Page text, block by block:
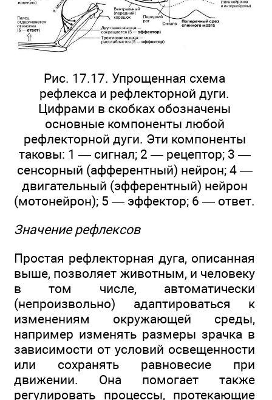
Рис. 17.17. Упрощенная схема
рефлекса и рефлекторной дуги.
Цифрами в скобках обозначены
основные компоненты любой
рефлекторной дуги. Эти компоненты
таковы: 1 — сигнал; 2 — рецептор; 3 —
сенсорный (афферентный) нейрон; 4 —
двигательный (эфферентный) нейрон
(мотонейрон); 5 — эффектор; 6 — ответ.
Значение рефлексов
Простая рефлекторная дуга, описанная
выше, позволяет животным, и человеку
в том числе, автоматически
(непроизвольно) адаптироваться к
изменениям окружающей среды,
например изменять размеры зрачка в
зависимости от условий освещенности
или сохранять равновесие при
движении. Она помогает также
регулировать процессы, протекающие